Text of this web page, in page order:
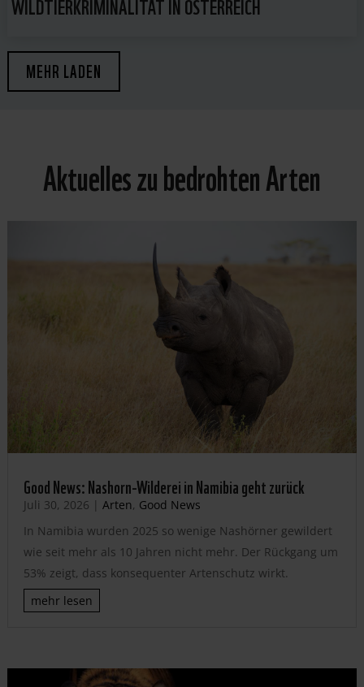
MEHR LADEN
Aktuelles zu bedrohten Arten
Good News: Nashorn-Wilderei in Namibia geht zurück
Juli 30, 2026 | Arten, Good News
In Namibia wurden 2025 so wenige Nashörner gewildert
wie seit mehr als 10 Jahren nicht mehr. Der Rückgang um
53% zeigt, dass konsequenter Artenschutz wirkt.
mehr lesen